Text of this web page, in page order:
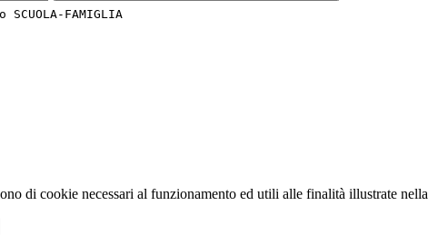
FAMIGLIA
di cookie necessari al funzionamento ed utili alle finalità illustrate nella